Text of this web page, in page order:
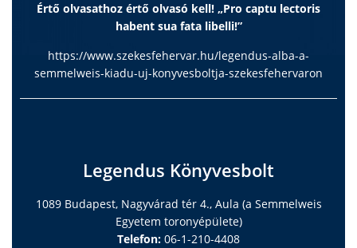
Értő olvasathoz értő olvasó kell! „Pro captu lectoris
habent sua fata libelli!”
https://www.szekesfehervar.hu/legendus-alba-a-
semmelweis-kiadu-uj-konyvesboltja-szekesfehervaron
Legendus Könyvesbolt
1089 Budapest, Nagyvárad tér 4., Aula (a Semmelweis
Egyetem toronyépülete)
Telefon: 06-1-210-4408